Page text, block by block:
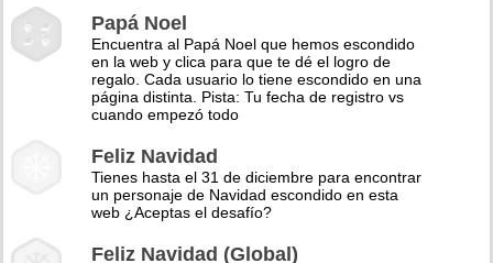
Papá Noel
Encuentra al Papá Noel que hemos escondido
en la web y clica para que te dé el logro de
regalo. Cada usuario lo tiene escondido en una
página distinta. Pista: Tu fecha de registro vs
cuando empezó todo
Feliz Navidad
Tienes hasta el 31 de diciembre para encontrar
un personaje de Navidad escondido en esta
web ¿Aceptas el desafío?
Feliz Navidad (Global)